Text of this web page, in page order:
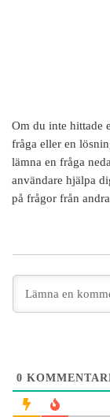
Om du inte hittade
fråga eller en
lämna en fråga
användare hjälpa
på frågor från
0